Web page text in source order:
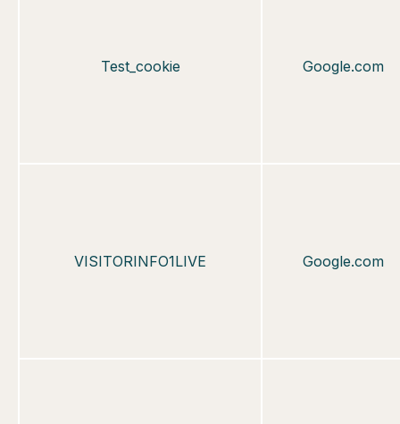
Test_cookie Google.com
VISITORINFO1LIVE Google.com